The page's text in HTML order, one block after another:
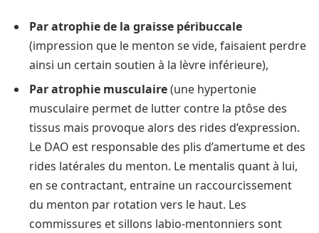
Par atrophie de la graisse péribuccale
(impression que le menton se vide, faisaient perdre
ainsi un certain soutien à la lèvre inférieure),
Par atrophie musculaire(une hypertonie
musculaire permet de lutter contre la ptôse des
tissus mais provoque alors des rides d’expression.
Le DAO est responsable des plis d’amertume et des
rides latérales du menton. Le mentalis quant à lui,
en se contractant, entraine un raccourcissement
du menton par rotation vers le haut. Les
commissures et sillons labio­-mentonniers sont